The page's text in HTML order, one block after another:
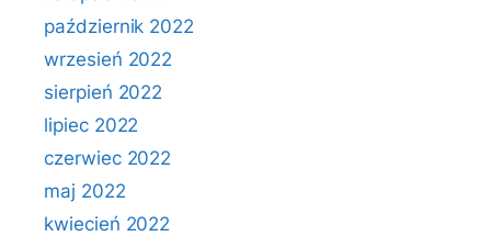
październik 2022
wrzesień 2022
sierpień 2022
lipiec 2022
czerwiec 2022
maj 2022
kwiecień 2022